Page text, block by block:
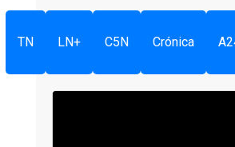
TN LN+ C5N Crónica